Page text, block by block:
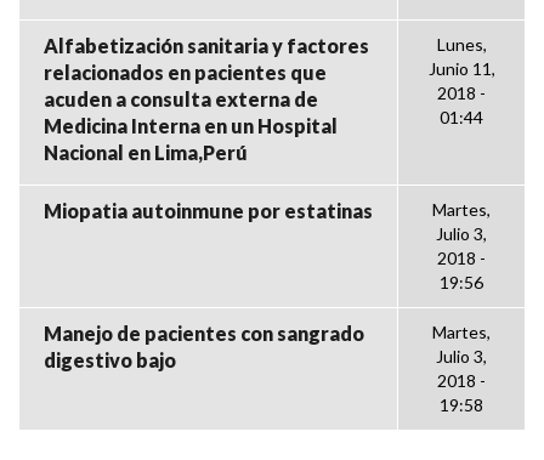
Alfabetización sanitaria y factores
relacionados en pacientes que
acuden a consulta externa de
Medicina Interna en un Hospital
Nacional en Lima,Perú
Lunes,
Junio 11,
2018 -
01:44
Miopatia autoinmune por estatinas
Martes,
Julio 3,
2018 -
19:56
Manejo de pacientes con sangrado
digestivo bajo
Martes,
Julio 3,
2018 -
19:58